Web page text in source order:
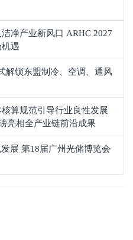
净产业新风口 ARHC 2027
遇
解锁东盟制冷、空调、通风
算规范引导行业良性发展
亮相全产业链前沿成果
展 第18届广州光储博览会